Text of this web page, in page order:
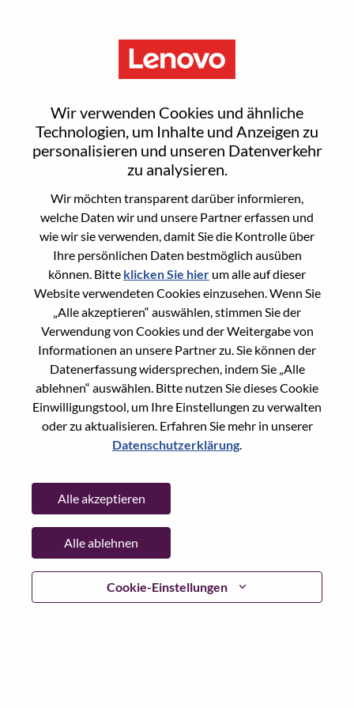
Wir verwenden Cookies und ähnliche
Technologien, um Inhalte und Anzeigen zu
personalisieren und unseren Datenverkehr
zu analysieren.
Wir möchten transparent darüber informieren,
welche Daten wir und unsere Partner erfassen und
wie wir sie verwenden, damit Sie die Kontrolle über
Ihre persönlichen Daten bestmöglich ausüben
können. Bitte klicken Sie hier um alle auf dieser
Website verwendeten Cookies einzusehen. Wenn Sie
„Alle akzeptieren“ auswählen, stimmen Sie der
Verwendung von Cookies und der Weitergabe von
Informationen an unsere Partner zu. Sie können der
Datenerfassung widersprechen, indem Sie „Alle
ablehnen“ auswählen. Bitte nutzen Sie dieses Cookie
Einwilligungstool, um Ihre Einstellungen zu verwalten
oder zu aktualisieren. Erfahren Sie mehr in unserer
Datenschutzerklärung.
Cookie-Einstellungen
Alle akzeptieren
Alle ablehnen
Reset password
Are you sure you want to reset your
Enter the email address associated with your
account, then click "Continue".
We will email you a link to reset your
password.
E-mail*
Continue
Go Back